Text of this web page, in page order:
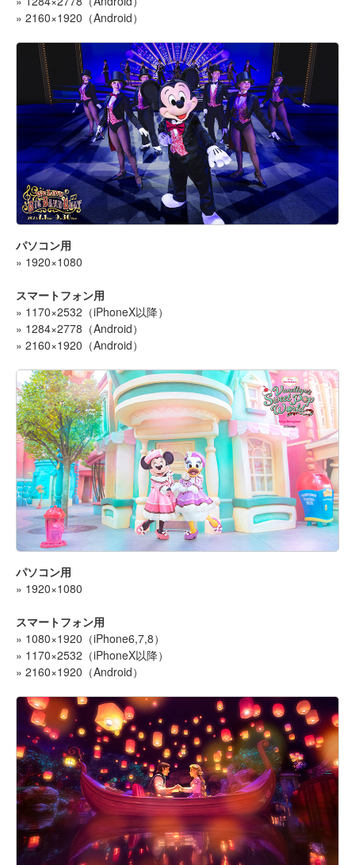
» 2160×1920（Android）
パソコン用
» 1920×1080
スマートフォン用
» 1170×2532（iPhoneX以降）
» 1284×2778（Android）
» 2160×1920（Android）
パソコン用
» 1920×1080
スマートフォン用
» 1080×1920（iPhone6,7,8）
» 1170×2532（iPhoneX以降）
» 2160×1920（Android）